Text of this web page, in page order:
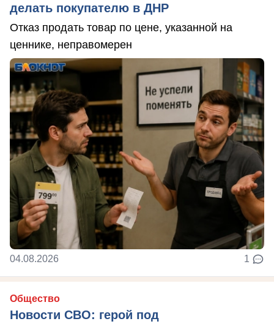
делать покупателю в ДНР
Отказ продать товар по цене, указанной на
ценнике, неправомерен
04.08.2026 1
Общество
Новости СВО: герой под